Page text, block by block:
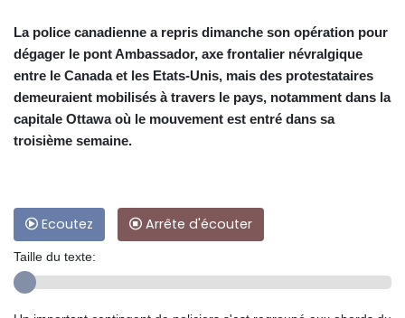
La police canadienne a repris dimanche son opération pour
dégager le pont Ambassador, axe frontalier névralgique
entre le Canada et les Etats-Unis, mais des protestataires
demeuraient mobilisés à travers le pays, notamment dans la
capitale Ottawa où le mouvement est entré dans sa
troisième semaine.
Ecoutez Arrête d'écouter
Taille du texte: